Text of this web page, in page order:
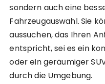
sondern auch eine
Fahrzeugauswahl. Sie
aussuchen, das Ihren
entspricht, sei es ein
oder ein geräumiger
durch die Umgebung.